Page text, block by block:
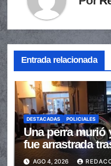
Entrada relacionada
DESTACADAS POLICIALES
Una perra murió
fue arrastrada
en la senda
AGO 4, 2026